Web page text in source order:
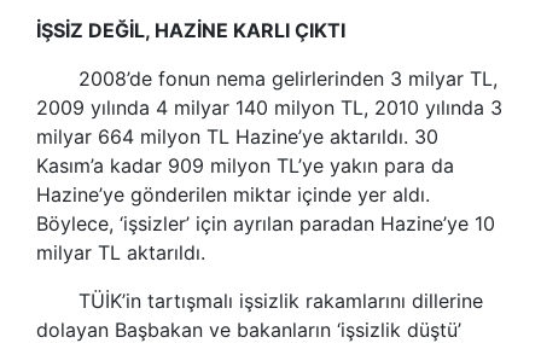
İŞSİZ DEĞİL, HAZİNE KARLI ÇIKTI
2008’de fonun nema gelirlerinden 3 milyar TL,
2009 yılında 4 milyar 140 milyon TL, 2010 yılında 3
milyar 664 milyon TL Hazine’ye aktarıldı. 30
Kasım’a kadar 909 milyon TL’ye yakın para da
Hazine’ye gönderilen miktar içinde yer aldı.
Böylece, ‘işsizler’ için ayrılan paradan Hazine’ye 10
milyar TL aktarıldı.
TÜİK’in tartışmalı işsizlik rakamlarını dillerine
dolayan Başbakan ve bakanların ‘işsizlik düştü’